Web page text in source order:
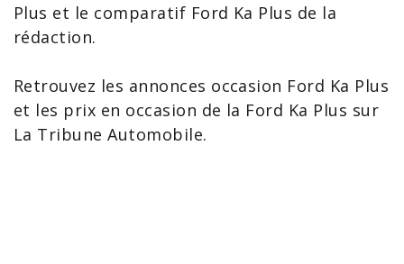
Plus et le comparatif Ford Ka Plus de la
rédaction.
Retrouvez les annonces occasion Ford Ka Plus
et les prix en occasion de la Ford Ka Plus sur
La Tribune Automobile.